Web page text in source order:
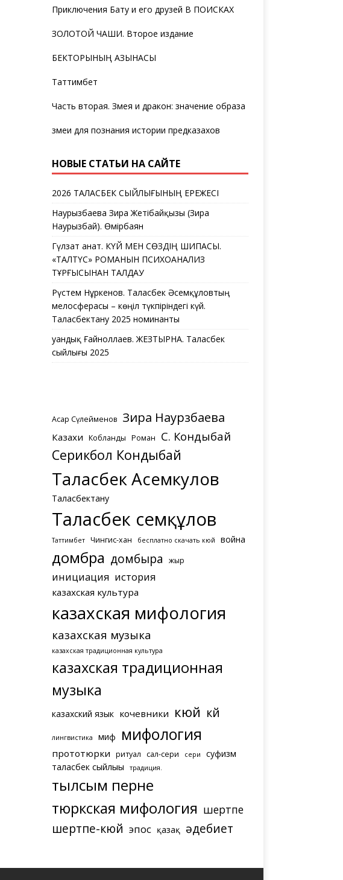
Приключения Бату и его друзей В ПОИСКАХ
ЗОЛОТОЙ ЧАШИ. Второе издание
БЕКТОРЫНЫҢ ҚАЗЫНАСЫ
Таттимбет
Часть вторая. Змея и дракон: значение образа
змеи для познания истории предказахов
НОВЫЕ СТАТЬИ НА САЙТЕ
2026 ТАЛАСБЕК СЫЙЛЫҒЫНЫҢ ЕРЕЖЕСІ
Наурызбаева Зира Жетібайқызы (Зира
Наурызбай). Өмірбаян
Гүлзат Қанат. КҮЙ МЕН СӨЗДІҢ ШИПАСЫ.
«ТАЛТҮС» РОМАНЫН ПСИХОАНАЛИЗ
ТҰРҒЫСЫНАН ТАЛДАУ
Рүстем Нұркенов. Таласбек Әсемқұловтың
мелосферасы – көңіл түкпіріндегі күй.
Таласбектану 2025 номинанты
Қуандық Ғайноллаев. ЖЕЗТЫРНАҚ. Таласбек
сыйлығы 2025
Асқар Сүлейменов Зира Наурзбаева
Казахи Кобланды Роман С. Кондыбай
Серикбол Кондыбай
Таласбек Асемкулов
Таласбектану
Таласбек Әсемқұлов
Таттимбет Чингис-хан бесплатно скачать кюй война
домбра домбыра жыр
инициация история
казахская культура
казахская мифология
казахская музыка
казахская традиционная культура
казахская традиционная
музыка
казахский язык кочевники кюй күй
лингвистика миф мифология
прототюрки ритуал сал-сери сери
суфизм
таласбек сыйлығы
традиция.
тылсым перне
тюркская мифология шертпе
шертпе-кюй эпос қазақ әдебиет